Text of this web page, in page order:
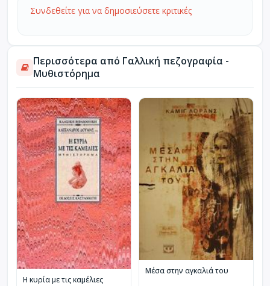
Συνδεθείτε για να δημοσιεύσετε κριτικές
Περισσότερα από Γαλλική πεζογραφία -
Μυθιστόρημα
Η κυρία με τις καμέλιες
Μέσα στην αγκαλιά του